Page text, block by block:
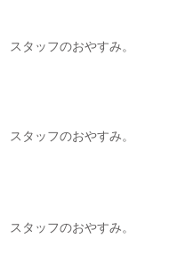
スタッフのおやすみ。
スタッフのおやすみ。
スタッフのおやすみ。